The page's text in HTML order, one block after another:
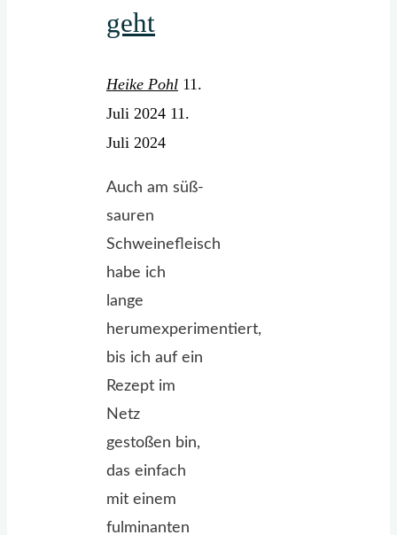
geht
Heike Pohl 11.
Juli 2024 11.
Juli 2024
Auch am süß-
sauren
Schweinefleisch
habe ich
lange
herumexperimentiert,
bis ich auf ein
Rezept im
Netz
gestoßen bin,
das einfach
mit einem
fulminanten